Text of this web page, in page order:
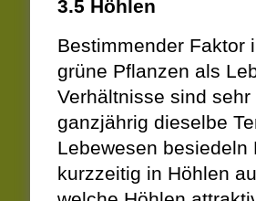
3.5 Höhlen
Bestimmender Faktor
grüne Pflanzen als
Verhältnisse sind
ganzjährig dieselbe
Lebewesen
kurzzeitig in Höhlen